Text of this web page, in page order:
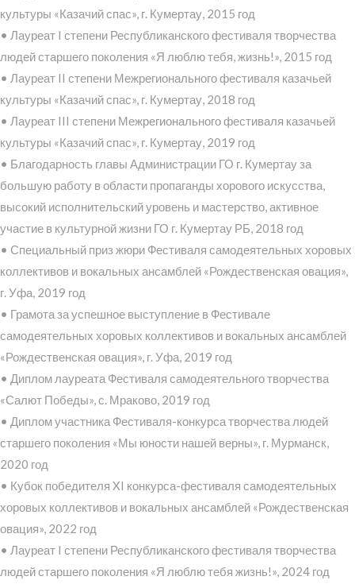
культуры «Казачий спас», г. Кумертау, 2015 год
• Лауреат I степени Республиканского фестиваля творчества
людей старшего поколения «Я люблю тебя, жизнь!», 2015 год
• Лауреат II степени Межрегионального фестиваля казачьей
культуры «Казачий спас», г. Кумертау, 2018 год
• Лауреат III степени Межрегионального фестиваля казачьей
культуры «Казачий спас», г. Кумертау, 2019 год
• Благодарность главы Администрации ГО г. Кумертау за
большую работу в области пропаганды хорового искусства,
высокий исполнительский уровень и мастерство, активное
участие в культурной жизни ГО г. Кумертау РБ, 2018 год
• Специальный приз жюри Фестиваля самодеятельных хоровых
коллективов и вокальных ансамблей «Рождественская овация»,
г. Уфа, 2019 год
• Грамота за успешное выступление в Фестивале
самодеятельных хоровых коллективов и вокальных ансамблей
«Рождественская овация», г. Уфа, 2019 год
• Диплом лауреата Фестиваля самодеятельного творчества
«Салют Победы», с. Мраково, 2019 год
• Диплом участника Фестиваля-конкурса творчества людей
старшего поколения «Мы юности нашей верны», г. Мурманск,
2020 год
• Кубок победителя XI конкурса-фестиваля самодеятельных
хоровых коллективов и вокальных ансамблей «Рождественская
овация», 2022 год
• Лауреат I степени Республиканского фестиваля творчества
людей старшего поколения «Я люблю тебя жизнь!», 2024 год